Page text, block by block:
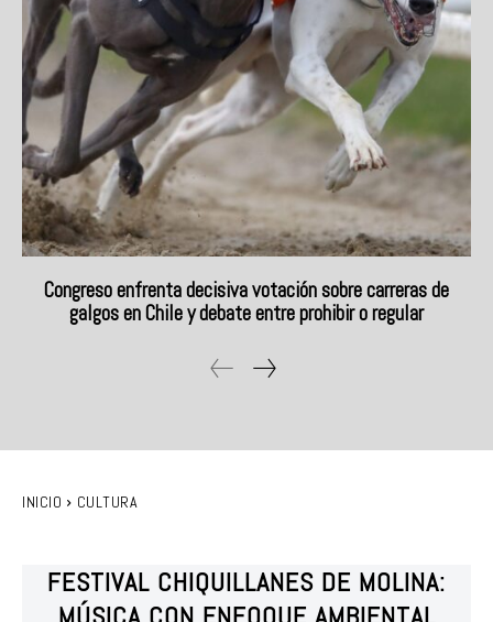
Congreso enfrenta decisiva votación sobre carreras de
galgos en Chile y debate entre prohibir o regular